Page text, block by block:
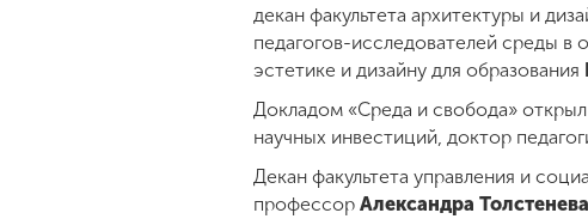
декан факультета архитектуры и
педагогов-исследователей среды в
эстетике и дизайну для образования
Докладом «Среда и свобода»
научных инвестиций, доктор
Декан факультета управления и
профессор Александра Толстенева